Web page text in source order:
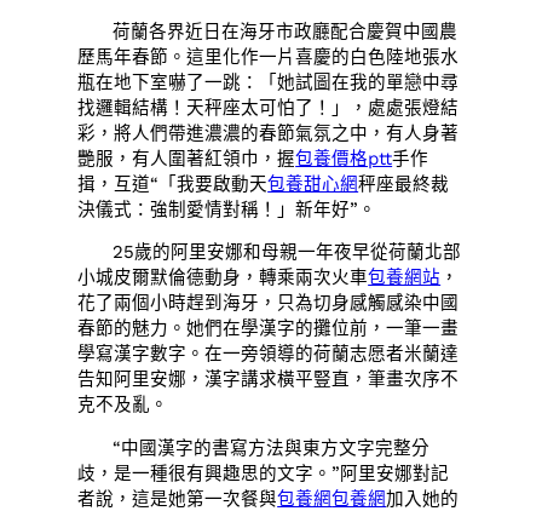
荷蘭各界近日在海牙市政廳配合慶賀中國農
歷馬年春節。這里化作一片喜慶的白色陸地張水
瓶在地下室嚇了一跳：「她試圖在我的單戀中尋
找邏輯結構！天秤座太可怕了！」，處處張燈結
彩，將人們帶進濃濃的春節氣氛之中，有人身著
艷服，有人圍著紅領巾，握包養價格ptt手作
揖，互道“「我要啟動天包養甜心網秤座最終裁
決儀式：強制愛情對稱！」新年好”。
25歲的阿里安娜和母親一年夜早從荷蘭北部
小城皮爾默倫德動身，轉乘兩次火車包養網站 ，
花了兩個小時趕到海牙，只為切身感觸感染中國
春節的魅力。她們在學漢字的攤位前，一筆一畫
學寫漢字數字。在一旁領導的荷蘭志愿者米蘭達
告知阿里安娜，漢字講求橫平豎直，筆畫次序不
克不及亂。
“中國漢字的書寫方法與東方文字完整分
歧，是一種很有興趣思的文字。”阿里安娜對記
者說，這是她第一次餐與包養網包養網加入她的